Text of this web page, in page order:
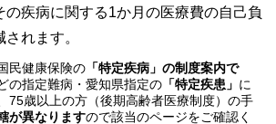
の疾病に関する1か月の医療費の自己負
れます。
民健康保険の 「特定疾病」の制度案内で
の指定難病・愛知県指定の 「特定疾患」 に
75歳以上の方（後期高齢者医療制度）の手
が異なりますので該当のページをご確認く